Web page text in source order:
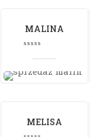
MALINA
MELISA